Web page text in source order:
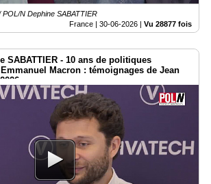
N Dephine SABATTIER
France | 30-06-2026 | Vu 28877 fois
SABATTIER - 10 ans de politiques
Macron : témoignages de Jean